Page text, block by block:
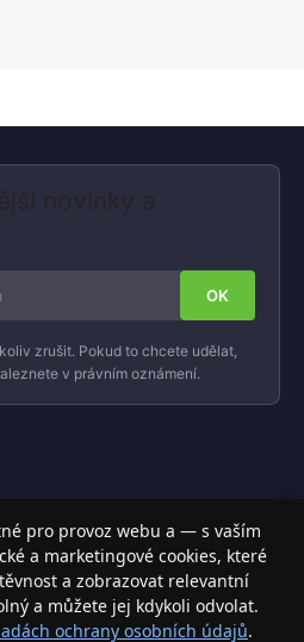
novinky a
zrušit. Pokud to chcete udělat,
v právním oznámení.
Apple produkty, příslušenstvím a
a s jistotou.
pro provoz webu a — s vaším
a marketingové cookies, které
a zobrazovat relevantní
a můžete jej kdykoli odvolat.
ochrany osobních údajů.